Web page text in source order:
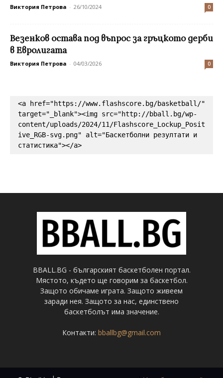
Виктория Петрова - 26/10/2024 0
Везенков остава под въпрос за гръцкото дерби
в Евролигата
Виктория Петрова - 04/03/2026 0
<a href="https://www.flashscore.bg/basketball/"
target="_blank"><img src="http://bball.bg/wp-
content/uploads/2024/11/Flashscore_Lockup_Posit
ive_RGB-svg.png" alt="Баскетболни резултати и
статистика"></a>
BBALL.BG - българският баскетболен портал.
Мястото, където ще говорим за баскетбол.
Защото обичаме играта. Защото живеем
заради нея. Защото за нас, единствено
баскетболът има значение.
Контакти: bballbg@gmail.com